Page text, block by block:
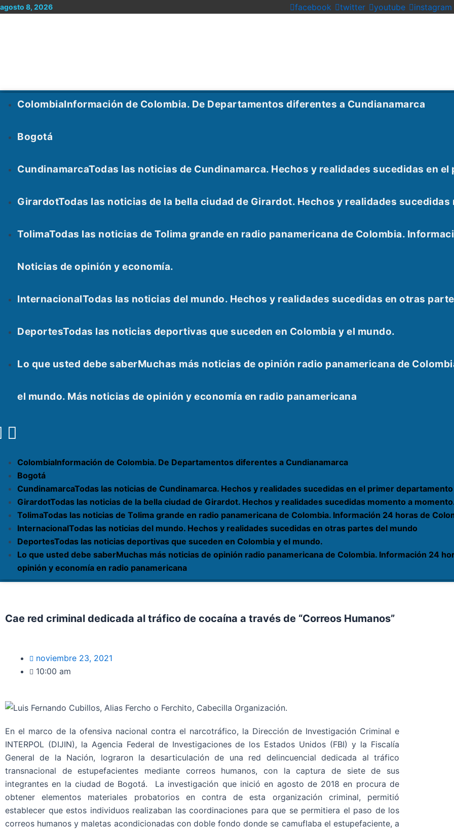
Ir
agosto 8, 2026 facebook twitter youtube instagram
ColombiaInformación de Colombia. De Departamentos diferentes a Cundianamarca
Bogotá
CundinamarcaTodas las noticias de Cundinamarca. Hechos y realidades sucedidas en
GirardotTodas las noticias de la bella ciudad de Girardot. Hechos y realidades sucedidas
TolimaTodas las noticias de Tolima grande en radio panamericana de Colombia.
Noticias de opinión y economía.
InternacionalTodas las noticias del mundo. Hechos y realidades sucedidas en otras
DeportesTodas las noticias deportivas que suceden en Colombia y el mundo.
Lo que usted debe saberMuchas más noticias de opinión radio panamericana de
el mundo. Más noticias de opinión y economía en radio panamericana
Menu
ColombiaInformación de Colombia. De Departamentos diferentes a Cundianamarca
Bogotá
CundinamarcaTodas las noticias de Cundinamarca. Hechos y realidades sucedidas en el primer
GirardotTodas las noticias de la bella ciudad de Girardot. Hechos y realidades sucedidas momento a
TolimaTodas las noticias de Tolima grande en radio panamericana de Colombia. Información 24 horas de
InternacionalTodas las noticias del mundo. Hechos y realidades sucedidas en otras partes del mundo
DeportesTodas las noticias deportivas que suceden en Colombia y el mundo.
Lo que usted debe saberMuchas más noticias de opinión radio panamericana de Colombia. Información 24
opinión y economía en radio panamericana
Cae red criminal dedicada al tráfico de cocaína a través de “Correos Humanos”
noviembre 23, 2021
10:00 am
En el marco de la ofensiva nacional contra el narcotráfico, la Dirección de Investigación Criminal e
INTERPOL (DIJIN), la Agencia Federal de Investigaciones de los Estados Unidos (FBI) y la Fiscalía
General de la Nación, lograron la desarticulación de una red delincuencial dedicada al tráfico
transnacional de estupefacientes mediante correos humanos, con la captura de siete de sus
integrantes en la ciudad de Bogotá. La investigación que inició en agosto de 2018 en procura de
obtener elementos materiales probatorios en contra de esta organización criminal, permitió
establecer que estos individuos realizaban las coordinaciones para que se permitiera el paso de los
correos humanos y maletas acondicionadas con doble fondo donde se camuflaba el estupefaciente, a